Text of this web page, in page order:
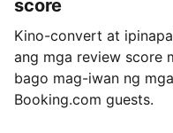
score
Kino-convert at
ang mga review score
bago mag-iwan ng
Booking.com guests.